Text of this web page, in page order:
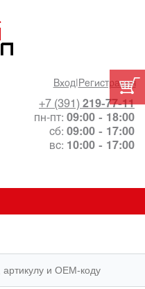
Вход| Регистрация
+7 (391) 219-77-11
пн-пт: 09:00 - 18:00
сб: 09:00 - 17:00
вс: 10:00 - 17:00